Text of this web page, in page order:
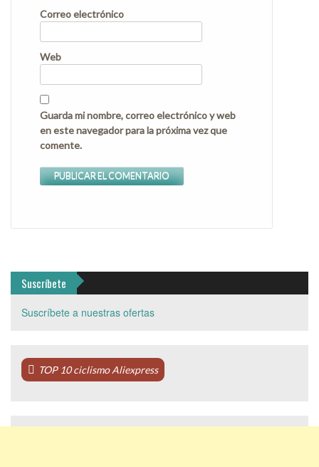
Correo electrónico
Web
Guarda mi nombre, correo electrónico y web
en este navegador para la próxima vez que
comente.
Suscríbete
Suscríbete a nuestras ofertas
TOP 10 ciclismo Aliexpress